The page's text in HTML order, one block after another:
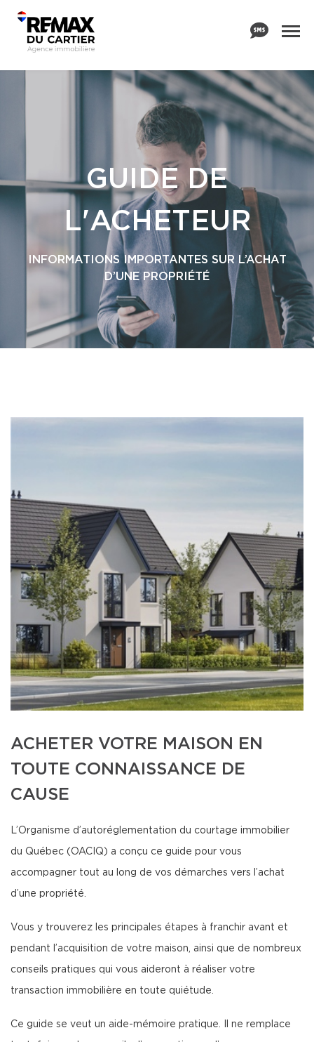
GUIDE DE
L'ACHETEUR
INFORMATIONS IMPORTANTES SUR L’ACHAT
D’UNE PROPRIÉTÉ
ACHETER VOTRE MAISON EN
TOUTE CONNAISSANCE DE
CAUSE
L’Organisme d’autoréglementation du courtage immobilier
du Québec (OACIQ) a conçu ce guide pour vous
accompagner tout au long de vos démarches vers l’achat
d’une propriété.
Vous y trouverez les principales étapes à franchir avant et
pendant l’acquisition de votre maison, ainsi que de nombreux
conseils pratiques qui vous aideront à réaliser votre
transaction immobilière en toute quiétude.
Ce guide se veut un aide-mémoire pratique. Il ne remplace